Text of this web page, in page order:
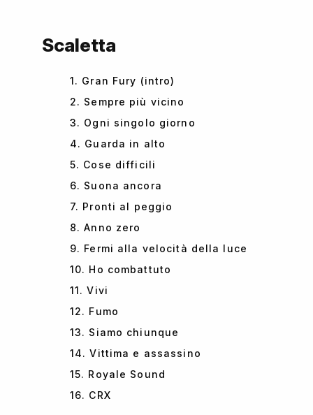
Scaletta
1. Gran Fury (intro)
2. Sempre più vicino
3. Ogni singolo giorno
4. Guarda in alto
5. Cose difficili
6. Suona ancora
7. Pronti al peggio
8. Anno zero
9. Fermi alla velocità della luce
10. Ho combattuto
11. Vivi
12. Fumo
13. Siamo chiunque
14. Vittima e assassino
15. Royale Sound
16. CRX